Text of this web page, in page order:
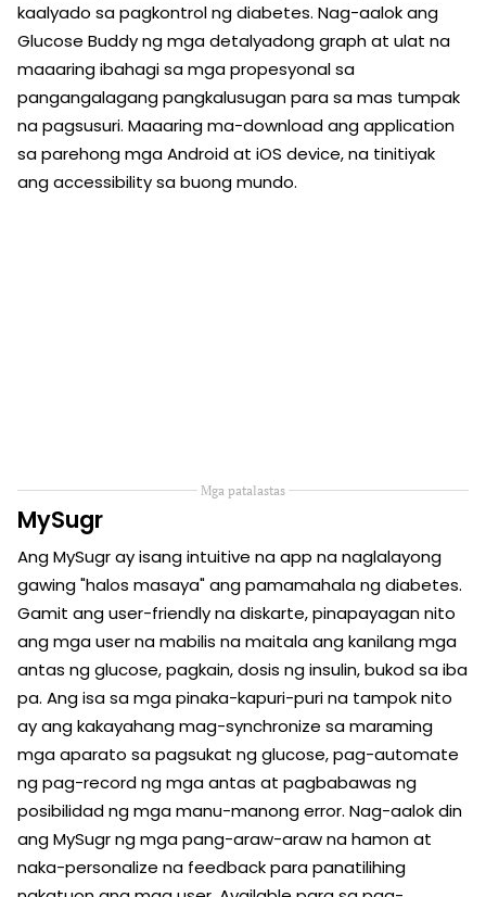
kaalyado sa pagkontrol ng diabetes. Nag-aalok ang
Glucose Buddy ng mga detalyadong graph at ulat na
maaaring ibahagi sa mga propesyonal sa
pangangalagang pangkalusugan para sa mas tumpak
na pagsusuri. Maaaring ma-download ang application
sa parehong mga Android at iOS device, na tinitiyak
ang accessibility sa buong mundo.
Mga patalastas
MySugr
Ang MySugr ay isang intuitive na app na naglalayong
gawing "halos masaya" ang pamamahala ng diabetes.
Gamit ang user-friendly na diskarte, pinapayagan nito
ang mga user na mabilis na maitala ang kanilang mga
antas ng glucose, pagkain, dosis ng insulin, bukod sa iba
pa. Ang isa sa mga pinaka-kapuri-puri na tampok nito
ay ang kakayahang mag-synchronize sa maraming
mga aparato sa pagsukat ng glucose, pag-automate
ng pag-record ng mga antas at pagbabawas ng
posibilidad ng mga manu-manong error. Nag-aalok din
ang MySugr ng mga pang-araw-araw na hamon at
naka-personalize na feedback para panatilihing